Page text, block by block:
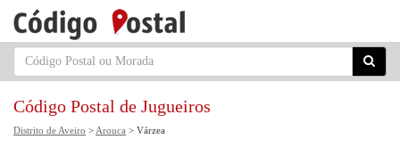
Código Postal de Jugueiros
Distrito de Aveiro > Arouca > Várzea